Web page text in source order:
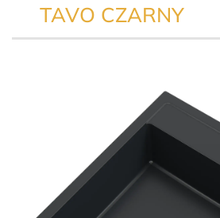
TAVO CZARNY